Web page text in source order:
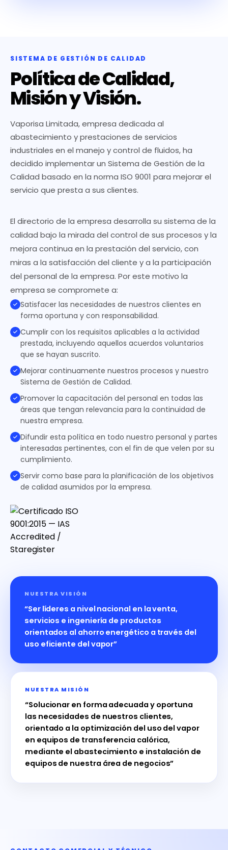
SISTEMA DE GESTIÓN DE CALIDAD
Política de Calidad,
Misión y Visión.
Vaporisa Limitada, empresa dedicada al
abastecimiento y prestaciones de servicios
industriales en el manejo y control de fluidos, ha
decidido implementar un Sistema de Gestión de la
Calidad basado en la norma ISO 9001 para mejorar el
servicio que presta a sus clientes.
El directorio de la empresa desarrolla su sistema de la
calidad bajo la mirada del control de sus procesos y la
mejora continua en la prestación del servicio, con
miras a la satisfacción del cliente y a la participación
del personal de la empresa. Por este motivo la
empresa se compromete a:
Satisfacer las necesidades de nuestros clientes en
forma oportuna y con responsabilidad.
Cumplir con los requisitos aplicables a la actividad
prestada, incluyendo aquellos acuerdos voluntarios
que se hayan suscrito.
Mejorar continuamente nuestros procesos y nuestro
Sistema de Gestión de Calidad.
Promover la capacitación del personal en todas las
áreas que tengan relevancia para la continuidad de
nuestra empresa.
Difundir esta política en todo nuestro personal y partes
interesadas pertinentes, con el fin de que velen por su
cumplimiento.
Servir como base para la planificación de los objetivos
de calidad asumidos por la empresa.
NUESTRA VISIÓN
“Ser líderes a nivel nacional en la venta,
servicios e ingeniería de productos
orientados al ahorro energético a través del
uso eficiente del vapor”
NUESTRA MISIÓN
“Solucionar en forma adecuada y oportuna
las necesidades de nuestros clientes,
orientado a la optimización del uso del vapor
en equipos de transferencia calórica,
mediante el abastecimiento e instalación de
equipos de nuestra área de negocios”